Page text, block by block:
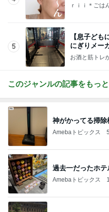
二人から勝ち取
Amebaトピックス
友達が普通だと思